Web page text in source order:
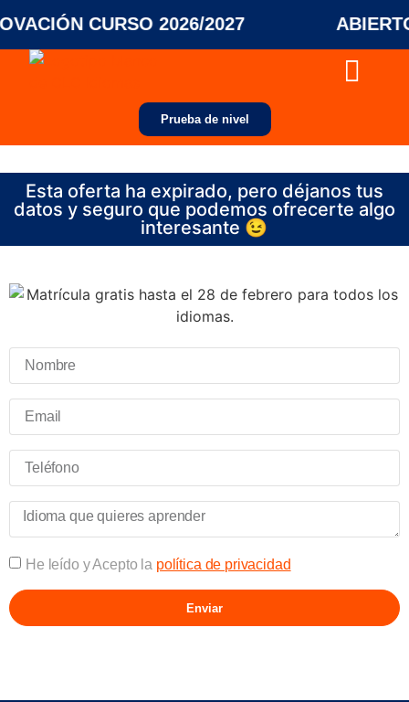
CURSO 2026/2027
Prueba de nivel
Esta oferta ha expirado, pero déjanos tus
datos y seguro que podemos ofrecerte algo
interesante 😉
He leído y Acepto la política de privacidad
Enviar